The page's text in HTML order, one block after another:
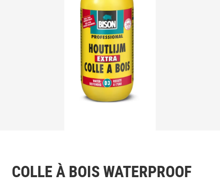
COLLE À BOIS WATERPROOF